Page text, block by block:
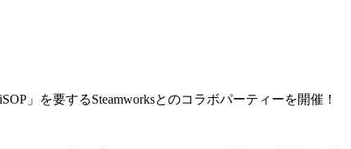
」を要するSteamworksとのコラボパーティーを開催！